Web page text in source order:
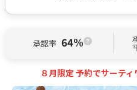
承認率 64%
８月限定 予約でサーティ